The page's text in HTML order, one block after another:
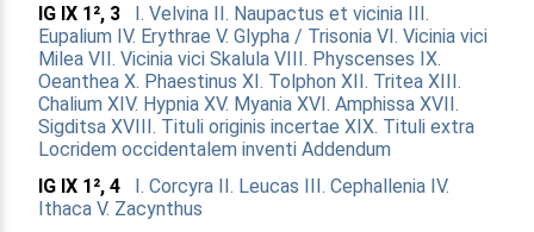
IG IX 1², 3
I. Velvina II. Naupactus et vicinia III.
Eupalium IV. Erythrae V. Glypha / Trisonia VI. Vicinia vici
Milea VII. Vicinia vici Skalula VIII. Physcenses IX.
Oeanthea X. Phaestinus XI. Tolphon XII. Tritea XIII.
Chalium XIV. Hypnia XV. Myania XVI. Amphissa XVII.
Sigditsa XVIII. Tituli originis incertae XIX. Tituli extra
Locridem occidentalem inventi Addendum
IG IX 1², 4
I. Corcyra II. Leucas III. Cephallenia IV.
Ithaca V. Zacynthus